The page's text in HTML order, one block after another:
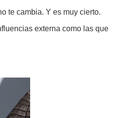
te cambia. Y es muy cierto.
externa como las que